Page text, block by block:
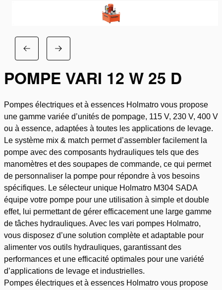
POMPE VARI 12 W 25 D
Pompes électriques et à essences Holmatro vous propose
une gamme variée d’unités de pompage, 115 V, 230 V, 400 V
ou à essence, adaptées à toutes les applications de levage.
Le système mix & match permet d’assembler facilement la
pompe avec des composants hydrauliques tels que des
manomètres et des soupapes de commande, ce qui permet
de personnaliser la pompe pour répondre à vos besoins
spécifiques. Le sélecteur unique Holmatro M304 SADA
équipe votre pompe pour une utilisation à simple et double
effet, lui permettant de gérer efficacement une large gamme
de tâches hydrauliques. Avec les vari pompes Holmatro,
vous disposez d’une solution complète et adaptable pour
alimenter vos outils hydrauliques, garantissant des
performances et une efficacité optimales pour une variété
d’applications de levage et industrielles.
Pompes électriques et à essences Holmatro vous propose